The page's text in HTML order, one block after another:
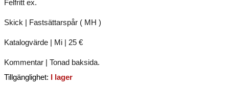
Felfritt ex.
Skick | Fastsättarspår ( MH )
Katalogvärde | Mi | 25 €
Kommentar | Tonad baksida.
Tillgänglighet: I lager